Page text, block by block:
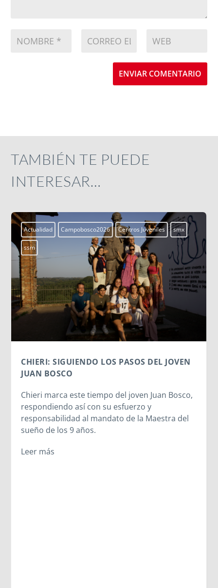
ENVIAR COMENTARIO
TAMBIÉN TE PUEDE
INTERESAR…
smx
JOVEN
Bosco,
del
Actualidad Campobosco2026 Centros Juveniles
EN EL COLLE DON BOSCO: UN DÍA
CONECTAR CON LAS RAÍCES
El Campobosco 2026 vive una jornada
emocionante en I Becchi, donde los
participantes tuvieron la oportunidad de
recorrer los lugares que marcaron la